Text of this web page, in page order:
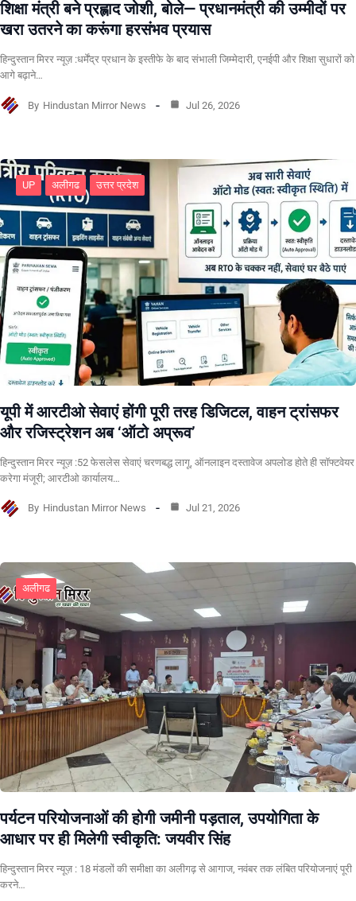
शिक्षा मंत्री बने प्रह्लाद जोशी, बोले— प्रधानमंत्री की उम्मीदों पर
खरा उतरने का करूंगा हरसंभव प्रयास
हिन्दुस्तान मिरर न्यूज़ :धर्मेंद्र प्रधान के इस्तीफे के बाद संभाली जिम्मेदारी, एनईपी और शिक्षा सुधारों को
आगे बढ़ाने…
By Hindustan Mirror News Jul 26, 2026
UP अलीगढ उत्तर प्रदेश
यूपी में आरटीओ सेवाएं होंगी पूरी तरह डिजिटल, वाहन ट्रांसफर
और रजिस्ट्रेशन अब ‘ऑटो अप्रूव’
हिन्दुस्तान मिरर न्यूज़ :52 फेसलेस सेवाएं चरणबद्ध लागू, ऑनलाइन दस्तावेज अपलोड होते ही सॉफ्टवेयर
करेगा मंजूरी; आरटीओ कार्यालय…
By Hindustan Mirror News Jul 21, 2026
अलीगढ
पर्यटन परियोजनाओं की होगी जमीनी पड़ताल, उपयोगिता के
आधार पर ही मिलेगी स्वीकृति: जयवीर सिंह
हिन्दुस्तान मिरर न्यूज़ : 18 मंडलों की समीक्षा का अलीगढ़ से आगाज, नवंबर तक लंबित परियोजनाएं पूरी
करने…